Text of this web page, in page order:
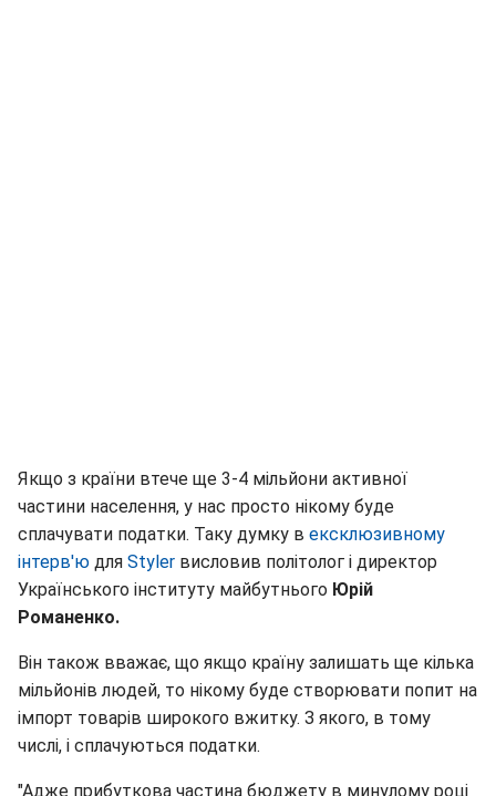
Якщо з країни втече ще 3-4 мільйони активної
частини населення, у нас просто нікому буде
сплачувати податки. Таку думку в ексклюзивному
інтерв'ю для Styler висловив політолог і директор
Українського інституту майбутнього Юрій
Романенко.
Він також вважає, що якщо країну залишать ще кілька
мільйонів людей, то нікому буде створювати попит на
імпорт товарів широкого вжитку. З якого, в тому
числі, і сплачуються податки.
"Адже прибуткова частина бюджету в минулому році